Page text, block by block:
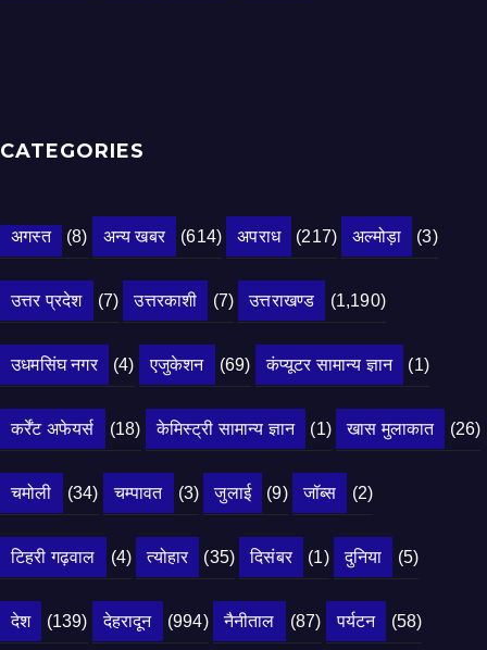
CATEGORIES
अगस्त (8) अन्य खबर (614) अपराध (217) अल्मोड़ा (3)
उत्तर प्रदेश (7) उत्तरकाशी (7) उत्तराखण्ड (1,190)
उधमसिंघ नगर (4) एजुकेशन (69) कंप्यूटर सामान्य ज्ञान (1)
कर्रेंट अफेयर्स (18) केमिस्ट्री सामान्य ज्ञान (1) खास मुलाकात (26)
चमोली (34) चम्पावत (3) जुलाई (9) जॉब्स (2)
टिहरी गढ़वाल (4) त्योहार (35) दिसंबर (1) दुनिया (5)
देश (139) देहरादून (994) नैनीताल (87) पर्यटन (58)